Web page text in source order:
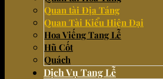
Quan tài Địa Táng
Quan Tài Kiểu Hiện Đại
Hoa Viếng Tang Lễ
Hũ Cốt
Quách
Dịch Vụ Tang Lễ